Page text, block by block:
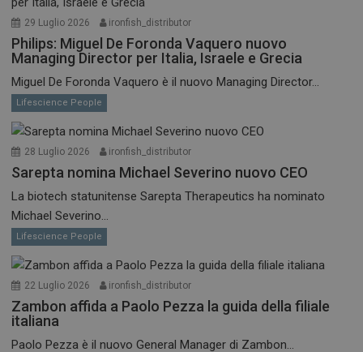
29 Luglio 2026 ironfish_distributor
Philips: Miguel De Foronda Vaquero nuovo
Managing Director per Italia, Israele e Grecia
Miguel De Foronda Vaquero è il nuovo Managing Director...
Lifescience People
28 Luglio 2026 ironfish_distributor
Sarepta nomina Michael Severino nuovo CEO
La biotech statunitense Sarepta Therapeutics ha nominato
Michael Severino...
Lifescience People
22 Luglio 2026 ironfish_distributor
Zambon affida a Paolo Pezza la guida della filiale
italiana
Paolo Pezza è il nuovo General Manager di Zambon...